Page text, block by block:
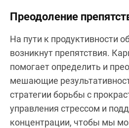
Преодоление
На пути к продуктивности
возникнут препятствия.
помогает определить и
мешающие
стратегии борьбы с
управления стрессом и
концентрации, чтобы мы